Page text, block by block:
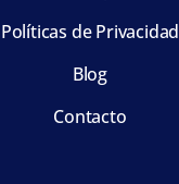
Políticas de Privacidad
Blog
Contacto